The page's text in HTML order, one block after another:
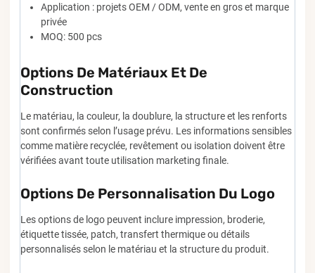
Application : projets OEM / ODM, vente en gros et marque
privée
MOQ: 500 pcs
Options De Matériaux Et De
Construction
Le matériau, la couleur, la doublure, la structure et les renforts
sont confirmés selon l’usage prévu. Les informations sensibles
comme matière recyclée, revêtement ou isolation doivent être
vérifiées avant toute utilisation marketing finale.
Options De Personnalisation Du Logo
Les options de logo peuvent inclure impression, broderie,
étiquette tissée, patch, transfert thermique ou détails
personnalisés selon le matériau et la structure du produit.